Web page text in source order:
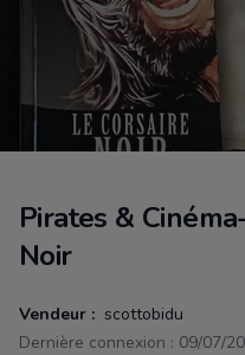
Pirates &
Noir
Vendeur : scottobidu
Dernière connexion : 09/07/